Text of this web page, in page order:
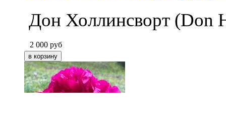
Дон Холлинсворт
2 000 руб